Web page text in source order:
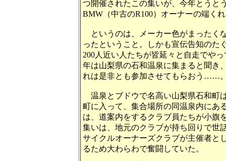
つ開催されたこの集いが、今年とうと
BMW （中古のR100）オーナーの端く
というのは、メーカー色がまったく
ったということ。しかも宣伝告知のた
200人近い人たちが皆延々と自走でや
年は山梨県の石和温泉に集まると聞き
れは是非とも参加させてもらおう……
温泉とブドウで名高い山梨県石和町
町に入って、集合場所の同温泉内にあ
は、道案内をするクラブ員たちが小旗
集いは、地元のクラブが持ち回りで世
サイクルオーナーズクラブが主催者と
るため大わらわで奮闘していた。